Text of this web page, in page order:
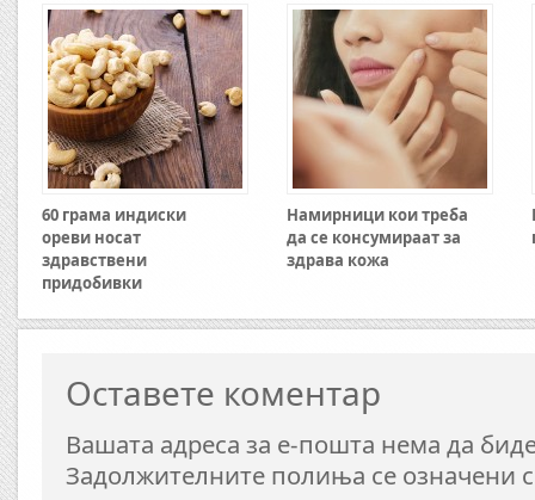
60 грама индиски
ореви носат
здравствени
придобивки
Намирници кои треба
да се консумираат за
здрава кожа
Оставете коментар
Вашата адреса за е-пошта нема да
Задолжителните полиња се означени